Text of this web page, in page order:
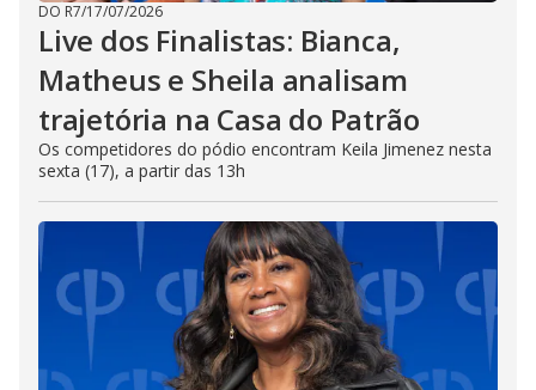
DO R7/17/07/2026
Live dos Finalistas: Bianca,
Matheus e Sheila analisam
trajetória na Casa do Patrão
Os competidores do pódio encontram Keila Jimenez nesta
sexta (17), a partir das 13h